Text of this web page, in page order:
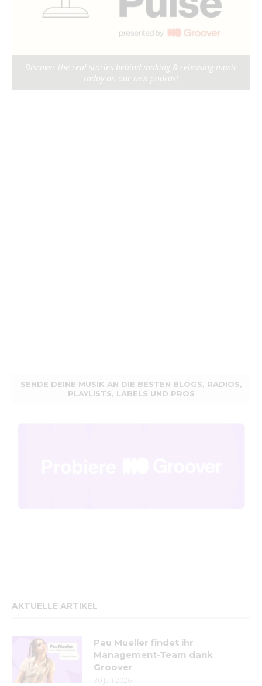
Discover the real stories behind making & releasing music
today on our new podcast
SENDE DEINE MUSIK AN DIE BESTEN BLOGS, RADIOS,
PLAYLISTS, LABELS UND PROS
AKTUELLE ARTIKEL
Pau Mueller findet ihr
Management-Team dank
Groover
30 Juli 2026